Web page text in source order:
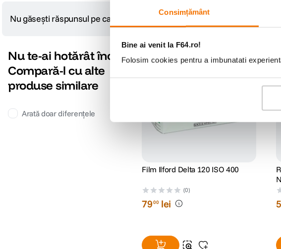
Consimțământ
Bine ai venit la F64.ro!
Folosim cookies pentru a imbunatati
Nu găsești răspunsul pe care îl cauți? Pune o întrebare
Nu te-ai hotărât încă?
Compară-l cu alte
produse similare
Arată doar diferențele
Film Ilford Delta 120 ISO 400
(0)
7900 lei